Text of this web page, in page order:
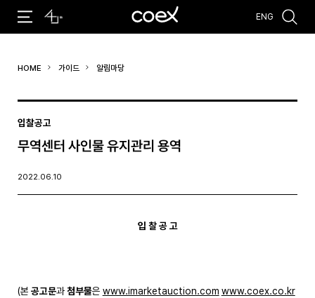
#코엑스 전시 #행사
ENG
HOME 가이드 알림마당
입찰공고
무역센터 사인물 유지관리 용역
2022.06.10
입 찰 공 고
(본 공고문과첨부물은 www.imarketauction.com www.coex.co.kr